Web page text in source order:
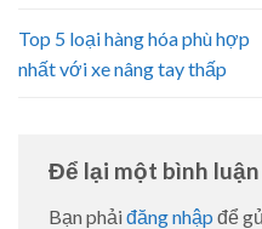
Top 5 loại hàng hóa phù hợp
nhất với xe nâng tay thấp
Để lại một bình luận
Bạn phải đăng nhập để